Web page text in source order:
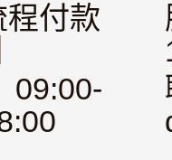
付款
09:00-